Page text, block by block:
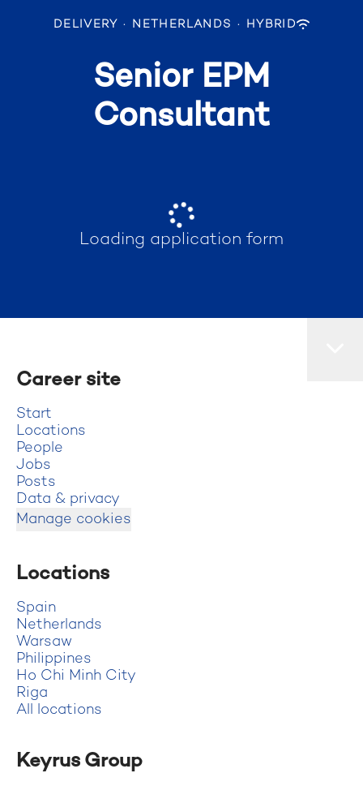
DELIVERY · NETHERLANDS · HYBRID
Senior EPM
Consultant
Loading application form
Career site
Start
Locations
People
Jobs
Posts
Data & privacy
Manage cookies
Locations
Spain
Netherlands
Warsaw
Philippines
Ho Chi Minh City
Riga
All locations
Keyrus Group